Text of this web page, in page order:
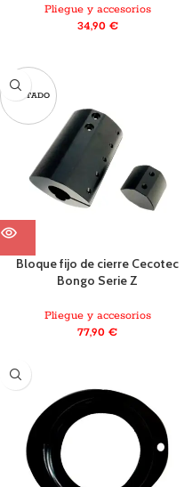
Pliegue y accesorios
34,90 €
AGOTADO
Bloque fijo de cierre Cecotec
Bongo Serie Z
Pliegue y accesorios
77,90 €